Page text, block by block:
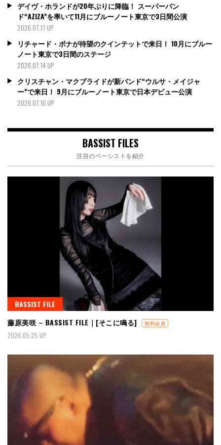
デイヴ・ホランドが20年ぶりに降臨！ スーパーバン
ド“AZIZA”を率いて11月にブルーノート東京で3日間公演
2026.07.17 UP
リチャード・ボナが待望のクインテットで来日！ 10月にブルー
ノート東京で3日間のステージ
2026.07.14 UP
クリスチャン・マクブライドが新バンド“ウルサ・メイジャ
ー”で来日！ 9月にブルーノート東京で日本デビュー公演
2026.07.10 UP
BASSIST FILES
注目のベーシストを紹介
BASSIST FILE
藤原美咲 – BASSIST FILE｜[そこに鳴る]
無料会員
2026.05.25 UP